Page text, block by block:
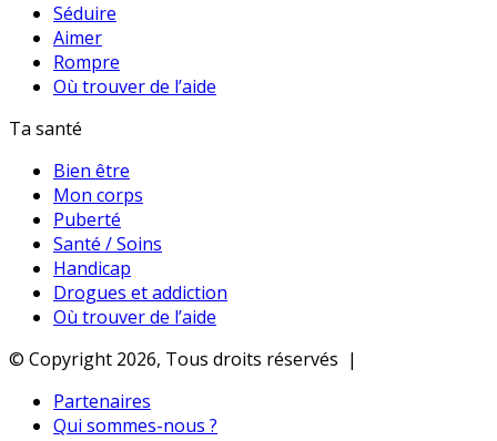
Séduire
Aimer
Rompre
Où trouver de l’aide
Ta santé
Bien être
Mon corps
Puberté
Santé / Soins
Handicap
Drogues et addiction
Où trouver de l’aide
© Copyright 2026, Tous droits réservés |
Partenaires
Qui sommes-nous ?